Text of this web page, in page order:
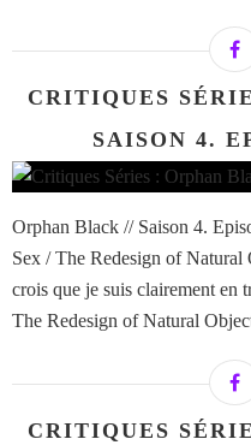
CRITIQUES
SAISON 4.
Orphan Black // Saison 4.
Sex / The Redesign of Natural
crois que je suis clairement en
The Redesign of Natural
CRITIQUES